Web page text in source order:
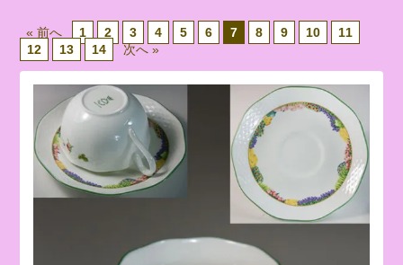
« 前へ 1 2 3 4 5 6 7 8 9 10
11
12
13 14 次へ »